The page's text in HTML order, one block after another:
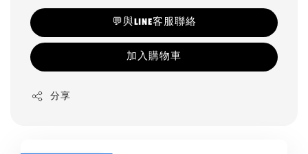
💬與LINE客服聯絡
加入購物車
分享